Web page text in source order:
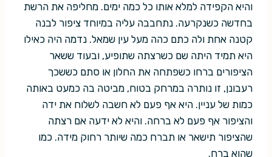
והיא הקפידה למלא אותו כל כמה ימים. מחליפה את הרשת
בחדשה כשנקרעה. נתחבבה עליה במיוחד ציפור לבנה
קטנה אחת ולה כתם כהה מעל עין שמאל. נדמה היה כאילו
היא תמיד היתה שם כשרצתה שתופיע, ובעוד ששאר
הציפורים ברחו כשפתחה את החלון או סתם כששכך
רעבונן, זו נותרה במרחק בטוח, מביטה בה כמעט באותה
כמות של עניין. היא אף פעם לא חשבה לשלוח את ידה
והציפור אף פעם לא ברחה. והיא לא ידעה אם רצתה
שהציפור תישאר או תברח כמה שיותר רחוק מידה. כמו
שהוא ברח.